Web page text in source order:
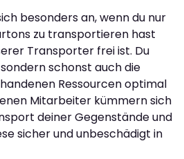
besonders an, wenn du nur
zu transportieren hast
Transporter frei ist. Du
schonst auch die
Ressourcen optimal
Mitarbeiter kümmern sich
deiner Gegenstände und
sicher und unbeschädigt in